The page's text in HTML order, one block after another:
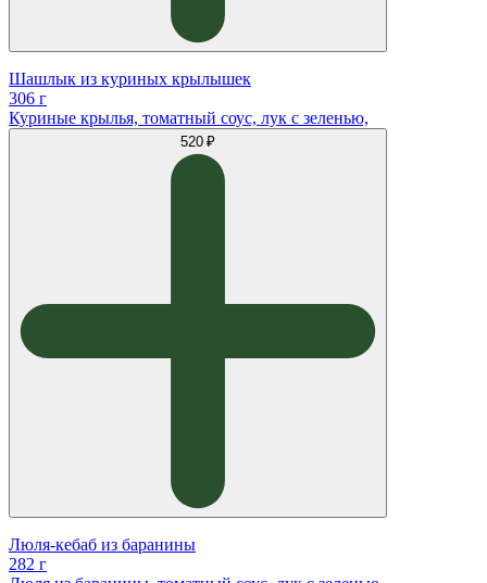
Шашлык из куриных крылышек
306 г
Куриные крылья, томатный соус, лук с зеленью,
520 ₽
Люля-кебаб из баранины
282 г